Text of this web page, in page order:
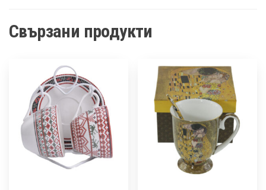
Свързани продукти